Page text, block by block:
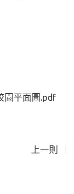
園平面圖.pdf
上一則